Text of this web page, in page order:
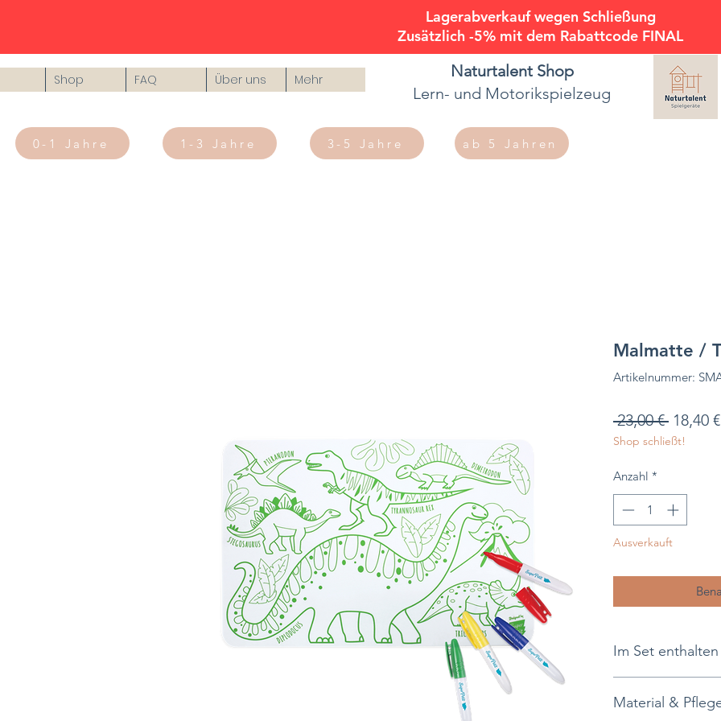
Shop FAQ Über uns Mehr Naturtalent Shop
Lern- und Motorikspielzeug
0-1 Jahre 1-3 Jahre 3-5 Jahre ab 5 Jahren
Lagerabverkauf wegen Schließung
Zusätzlich -5% mit dem Rabattcode FINAL
Malmatte /
Artikelnummer:
23,00 € 18,40 €
Shop schließt!
Anzahl *
Ausverkauft
Im Set enthalten
1 Seite zum
Material &